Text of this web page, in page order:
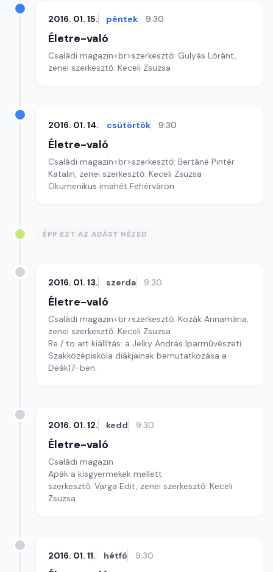
2016. 01. 15. péntek 9:30
Életre-való
Családi magazin<br>szerkesztő: Gulyás Lóránt,
zenei szerkesztő: Keceli Zsuzsa
2016. 01. 14. csütörtök 9:30
Életre-való
Családi magazin<br>szerkesztő: Bertáné Pintér
Katalin, zenei szerkesztő: Keceli Zsuzsa
Ökumenikus imahét Fehérváron
ÉPP EZT AZ ADÁST NÉZED
2016. 01. 13. szerda 9:30
Életre-való
Családi magazin<br>szerkesztő: Kozák Annamária,
zenei szerkesztő: Keceli Zsuzsa
Re / to art kiállítás: a Jelky András Iparművészeti
Szakközépiskola diákjainak bemutatkozása a
Deák17-ben.
2016. 01. 12. kedd 9:30
Életre-való
Családi magazin
Apák a kisgyermekek mellett
szerkesztő: Varga Edit, zenei szerkesztő: Keceli
Zsuzsa
2016. 01. 11. hétfő 9:30